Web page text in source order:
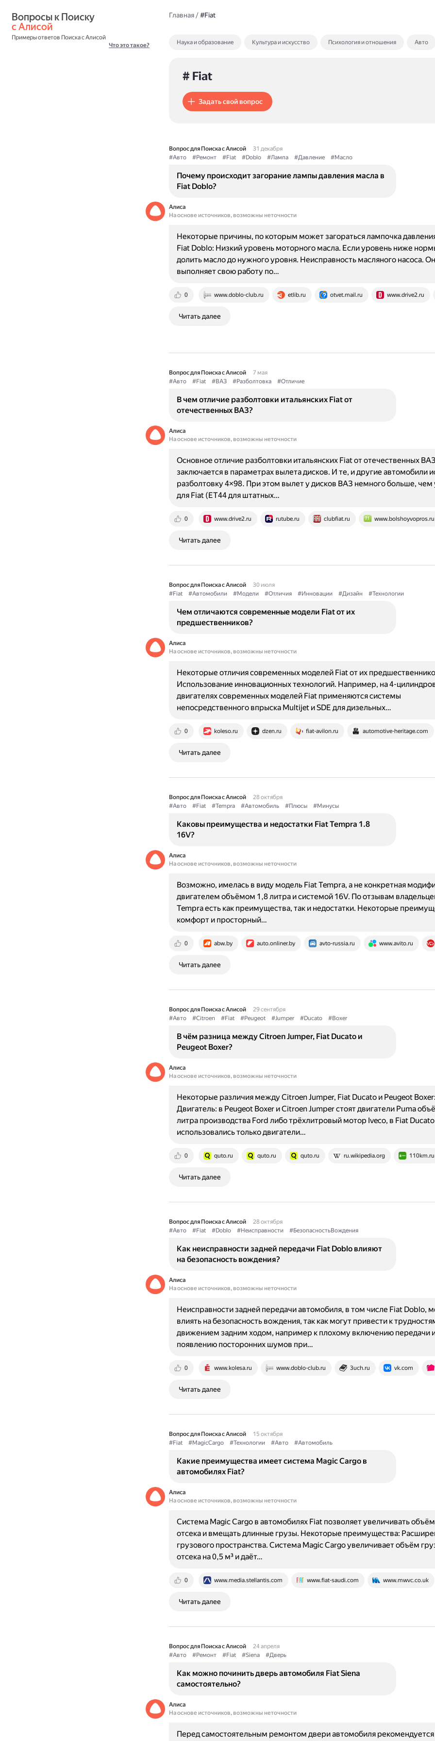
с Алисой
Примеры ответов Поиска с Алисой
Что это такое?
Главная/#Fiat
Наука и образование Культура и искусство Психология и отношения Авто
# Fiat
Задать свой вопрос
Вопрос для Поиска с Алисой
31 декабря
#Авто
#Ремонт #Fiat #Doblo #Лампа #Давление #Масло
Почему происходит загорание лампы давления масла в
Fiat Doblo?
Алиса
На основе источников, возможны неточности
0 www.doblo-club.ru etlib.ru otvet.mail.ru www.drive2.ru
Некоторые причины, по которым может загораться лампочка
Fiat Doblo: Низкий уровень моторного масла. Если уровень ниже
долить масло до нужного уровня. Неисправность масляного насоса.
выполняет свою работу по…
Читать далее
Вопрос для Поиска с Алисой
7 мая
#Авто
#Fiat #ВАЗ #Разболтовка #Отличие
В чем отличие разболтовки итальянских Fiat от
отечественных ВАЗ?
Алиса
На основе источников, возможны неточности
0 www.drive2.ru rutube.ru clubfiat.ru www.bolshoyvopros.ru
Основное отличие разболтовки итальянских Fiat от отечественных ВАЗ
заключается в параметрах вылета дисков. И те, и другие автомобили
разболтовку 4×98. При этом вылет у дисков ВАЗ немного больше, чем
для Fiat (ЕТ44 для штатных…
Читать далее
Вопрос для Поиска с Алисой
30 июля
#Fiat
#Автомобили #Модели #Отличия #Инновации #Дизайн #Технологии
Чем отличаются современные модели Fiat от их
предшественников?
Алиса
На основе источников, возможны неточности
0 koleso.ru dzen.ru fiat-avilon.ru automotive-heritage.com
Некоторые отличия современных моделей Fiat от их
Использование инновационных технологий. Например, на 4-
двигателях современных моделей Fiat применяются системы
непосредственного впрыска Multijet и SDE для дизельных…
Читать далее
Вопрос для Поиска с Алисой
28 октября
#Авто
#Fiat #Tempra #Автомобиль #Плюсы #Минусы
Каковы преимущества и недостатки Fiat Tempra 1.8
16V?
Алиса
На основе источников, возможны неточности
0 abw.by auto.onliner.by avto-russia.ru www.avito.ru
Возможно, имелась в виду модель Fiat Tempra, а не конкретная
двигателем объёмом 1,8 литра и системой 16V. По отзывам
Tempra есть как преимущества, так и недостатки. Некоторые
комфорт и просторный…
Читать далее
Вопрос для Поиска с Алисой
29 сентября
#Авто
#Citroen #Fiat #Peugeot #Jumper #Ducato #Boxer
В чём разница между Citroen Jumper, Fiat Ducato и
Peugeot Boxer?
Алиса
На основе источников, возможны неточности
0 quto.ru quto.ru quto.ru ru.wikipedia.org 110km.ru
Некоторые различия между Citroen Jumper, Fiat Ducato и Peugeot Boxer:
Двигатель: в Peugeot Boxer и Citroen Jumper стоят двигатели Puma
литра производства Ford либо трёхлитровый мотор Iveco, в Fiat Ducato
использовались только двигатели…
Читать далее
Вопрос для Поиска с Алисой
28 октября
#Авто
#Fiat #Doblo #Неисправности #БезопасностьВождения
Как неисправности задней передачи Fiat Doblo влияют
на безопасность вождения?
Алиса
На основе источников, возможны неточности
0 www.kolesa.ru www.doblo-club.ru 3uch.ru vk.com
Неисправности задней передачи автомобиля, в том числе Fiat Doblo,
влиять на безопасность вождения, так как могут привести к
движением задним ходом, например к плохому включению передачи
появлению посторонних шумов при…
Читать далее
Вопрос для Поиска с Алисой
15 октября
#Fiat
#MagicCargo #Технологии #Авто #Автомобиль
Какие преимущества имеет система Magic Cargo в
автомобилях Fiat?
Алиса
На основе источников, возможны неточности
0 www.media.stellantis.com www.fiat-saudi.com www.mwvc.co.uk
Система Magic Cargo в автомобилях Fiat позволяет увеличивать
отсека и вмещать длинные грузы. Некоторые преимущества:
грузового пространства. Система Magic Cargo увеличивает объём
отсека на 0,5 м³ и даёт…
Читать далее
Вопрос для Поиска с Алисой
24 апреля
#Авто
#Ремонт #Fiat #Siena #Дверь
Как можно починить дверь автомобиля Fiat Siena
самостоятельно?
Алиса
На основе источников, возможны неточности
Перед самостоятельным ремонтом двери автомобиля рекомендуется